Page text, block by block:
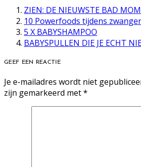
ZIEN: DE NIEUWSTE BAD
10 Powerfoods tijdens
5 X BABYSHAMPOO
BABYSPULLEN DIE JE ECHT
GEEF EEN REACTIE
Je e-mailadres wordt niet
zijn gemarkeerd met*